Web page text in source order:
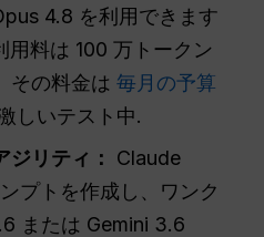
4.8 を利用できます
用料は 100 万トークン
その料金は毎月の予算
しいテスト中.
ジリティ：
Claude
プトを作成し、ワンク
または Gemini 3.6